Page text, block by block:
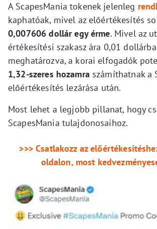
A ScapesMania tokenek jelenleg
kaphatóak, mivel az előértékesítés
0,007606 dollár egy érme. Mivel az
értékesítési szakasz ára 0,01
meghatározva, a korai elfogadók
1,32-szeres hozamra számíthatnak a
előértékesítés lezárása után.
Most lehet a legjobb pillanat, hogy
ScapesMania tulajdonosaihoz.
>>> Csatlakozz az
oldalon, most